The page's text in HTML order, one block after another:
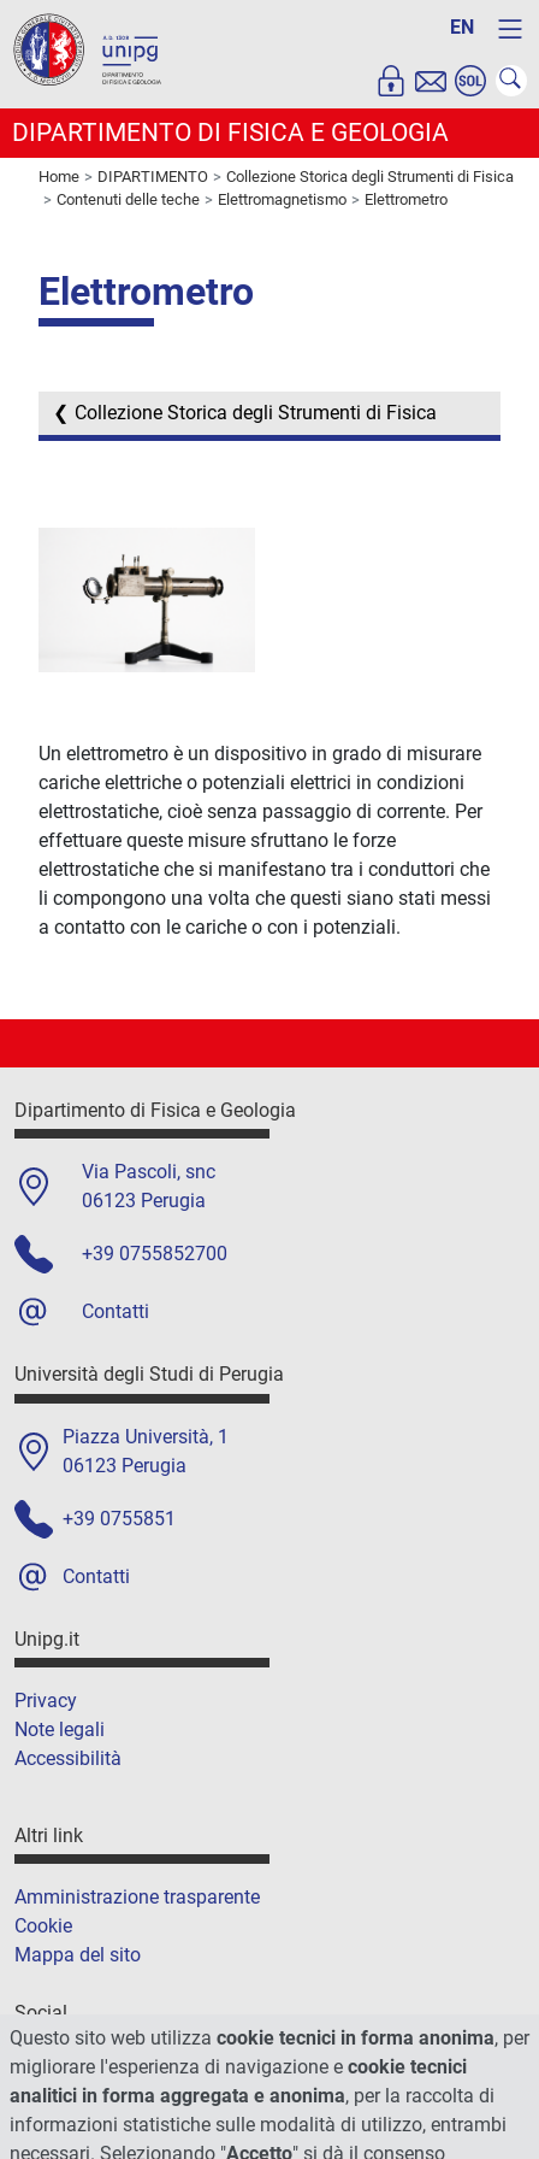
EN
DIPARTIMENTO DI FISICA E GEOLOGIA
Home DIPARTIMENTO
Collezione Storica degli Strumenti di Fisica
Contenuti delle teche
Elettromagnetismo Elettrometro
Elettrometro
Collezione Storica degli Strumenti di Fisica
Un elettrometro è un dispositivo in grado di misurare
cariche elettriche o potenziali elettrici in condizioni
elettrostatiche, cioè senza passaggio di corrente. Per
effettuare queste misure sfruttano le forze
elettrostatiche che si manifestano tra i conduttori che
li compongono una volta che questi siano stati messi
a contatto con le cariche o con i potenziali.
Dipartimento di Fisica e Geologia
Via Pascoli, snc
06123 Perugia
+39 0755852700
Contatti
Università degli Studi di Perugia
Piazza Università, 1
06123 Perugia
+39 0755851
Contatti
Unipg.it
Privacy
Note legali
Accessibilità
Altri link
Amministrazione trasparente
Cookie
Mappa del sito
Social
Questo sito web utilizza cookie tecnici in forma anonima, per
migliorare l'esperienza di navigazione e cookie tecnici
analitici in forma aggregata e anonima, per la raccolta di
informazioni statistiche sulle modalità di utilizzo, entrambi
necessari. Selezionando "Accetto" si dà il consenso